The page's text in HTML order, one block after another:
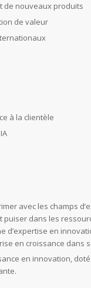
de nouveaux produits
de valeur
à la clientèle
avec les champs
dans les
d’expertise en
en croissance dans
en innovation,